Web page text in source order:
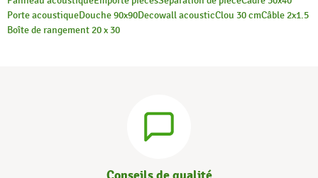
Porte acoustiqueDouche 90x90Decowall acousticClou 30 cmCâble 2x1.5
Boîte de rangement 20 x 30